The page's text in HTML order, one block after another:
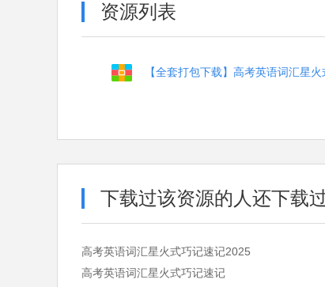
资源列表
【全套打包下载】高考英语词汇星
下载过该资源的人还下载
高考英语词汇星火式巧记速记2025
高考英语词汇星火式巧记速记